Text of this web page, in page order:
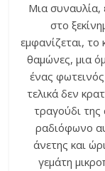
Μια συναυλία,
στο
εμφανίζεται, το
θαμώνες, μια
ένας
τελικά δεν
τραγούδι
ραδιόφωνο
άνετης και
γεμάτη